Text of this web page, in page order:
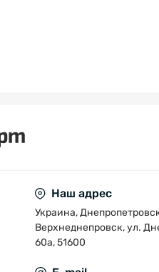
Наш адрес
Украина,
Верхнеднепровск, ул.
60а, 51600